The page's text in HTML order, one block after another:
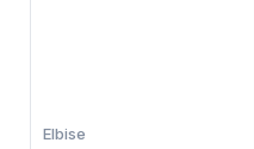
Elbise